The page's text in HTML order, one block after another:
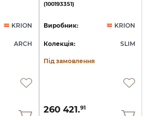
KRION
ARCH
(100193351)
Виробник: KRION
Колекція: SLIM
Під замовлення
260 421.91